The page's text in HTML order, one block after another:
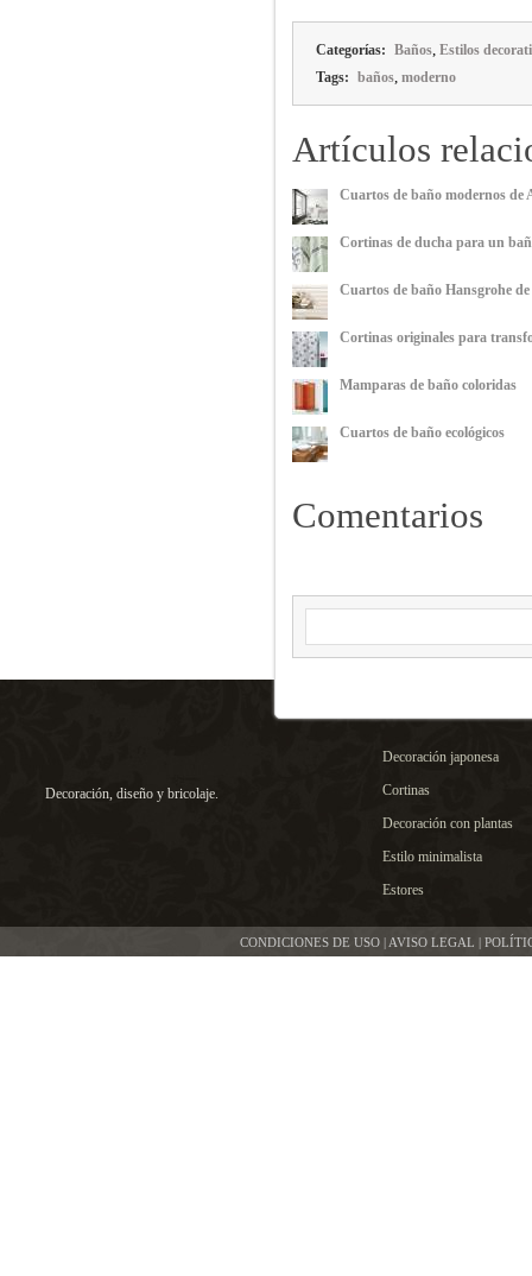
Categorías: Baños, Estilos
Tags: baños, moderno
Artículos
Cuartos de baño modernos de
Cortinas de ducha para un
Cuartos de baño Hansgrohe
Cortinas originales para
Mamparas de baño coloridas
Cuartos de baño ecológicos
Comentarios
Decoración, diseño y bricolaje.
Decoración japonesa
Cortinas
Decoración con plantas
Estilo minimalista
Estores
CONDICIONES DE USO | AVISO LEGAL |